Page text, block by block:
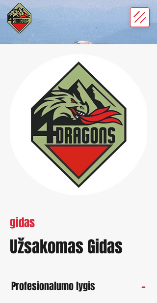
gidas
Užsakomas Gidas
Profesionalumo lygis -